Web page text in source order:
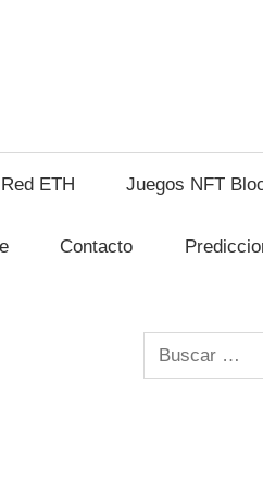
ETH Juegos NFT
Contacto
Buscar: